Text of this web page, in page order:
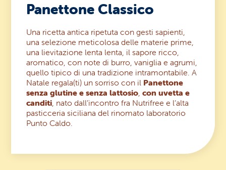
Sorridi, è Nutrifree
Sostenibilità
Novità e Promo
Contatti
Iscriviti alla Nutriletter
Area riservata rivenditori
Panettone Classico
Una ricetta antica ripetuta con gesti sapienti,
una selezione meticolosa delle materie prime,
una lievitazione lenta lenta, il sapore ricco,
aromatico, con note di burro, vaniglia e agrumi,
quello tipico di una tradizione intramontabile. A
Natale regala(ti) un sorriso con il Panettone
senza glutine e senza lattosio,con uvetta e
canditi, nato dall’incontro fra Nutrifree e l’alta
pasticceria siciliana del rinomato laboratorio
Punto Caldo.